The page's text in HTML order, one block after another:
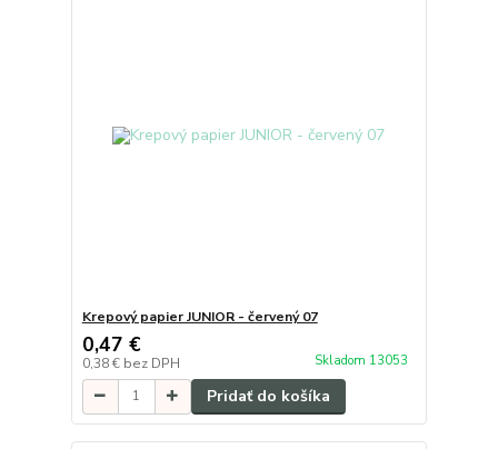
Krepový papier JUNIOR - červený 07
0,47 €
0,38 € bez DPH Skladom 13053
Pridať do košíka